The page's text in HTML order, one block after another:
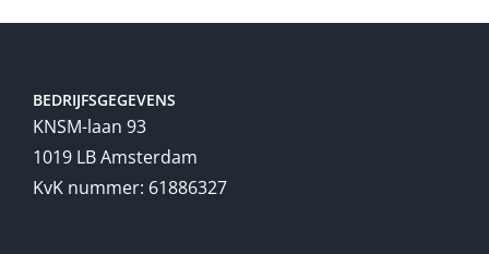
BEDRIJFSGEGEVENS
KNSM-laan 93
1019 LB Amsterdam
KvK nummer: 61886327